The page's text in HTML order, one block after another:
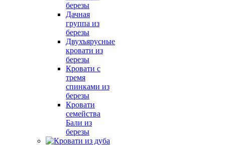
березы
Дачная
группа из
березы
Двухъярусные
кровати из
березы
Кровати с
тремя
спинками из
березы
Кровати
семейства
Бали из
березы